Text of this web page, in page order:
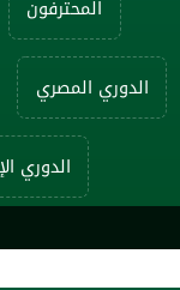
المحترفون
الدوري المصري
الدوري